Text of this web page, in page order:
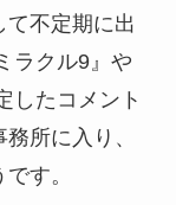
て不定期に出
ラクル9』や
したコメント
所に入り、
す。